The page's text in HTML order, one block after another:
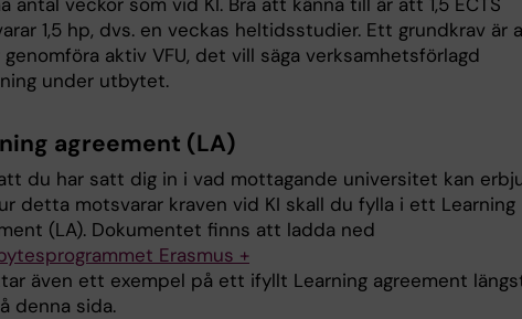
1,5 hp, dvs. en veckas heltidsstudier. Ett grundkrav är
aktiv VFU, det vill säga verksamhetsförlagd
under utbytet.
agreement (LA)
du har satt dig in i vad mottagande universitet kan
detta motsvarar kraven vid KI skall du fylla i ett Learning
(LA). Dokumentet finns att ladda ned
Erasmus +
även ett exempel på ett ifyllt Learning agreement
denna sida.